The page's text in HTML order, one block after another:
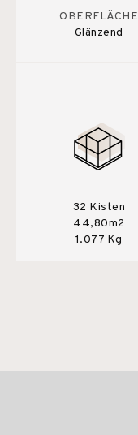
OBERFLÄCHE
Glänzend
32 Kisten
44,80m2
1.077 Kg